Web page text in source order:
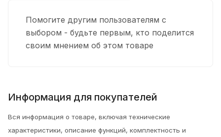
Помогите другим пользователям с
выбором - будьте первым, кто поделится
своим мнением об этом товаре
Информация для покупателей
Вся информация о товаре, включая технические
характеристики, описание функций, комплектность и